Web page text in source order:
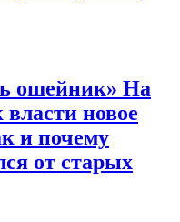
ошейник» На
новое
и почему
от старых